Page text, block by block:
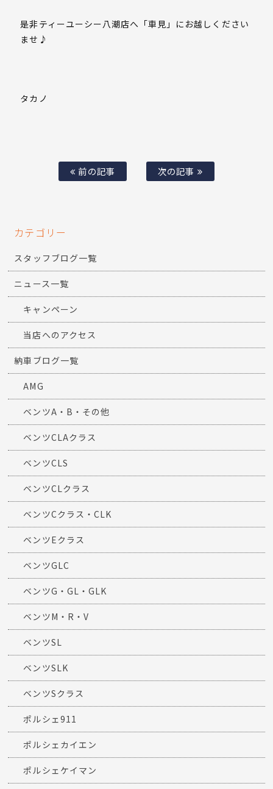
是非ティーユーシー八潮店へ「車見」にお越しください
ませ♪
タカノ
前の記事 次の記事
カテゴリー
スタッフブログ一覧
ニュース一覧
キャンペーン
当店へのアクセス
納車ブログ一覧
AMG
ベンツA・B・その他
ベンツCLAクラス
ベンツCLS
ベンツCLクラス
ベンツCクラス・CLK
ベンツEクラス
ベンツGLC
ベンツG・GL・GLK
ベンツM・R・V
ベンツSL
ベンツSLK
ベンツSクラス
ポルシェ911
ポルシェカイエン
ポルシェケイマン